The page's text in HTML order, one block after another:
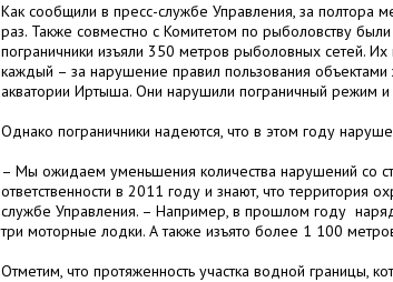
Как сообщили в пресс-службе Управления, за полтора
раз. Также совместно с Комитетом по рыболовству
пограничники изъяли 350 метров рыболовных сетей.
каждый – за нарушение правил пользования
акватории Иртыша. Они нарушили пограничный режим и
Однако пограничники надеются, что в этом году
– Мы ожидаем уменьшения количества нарушений со
ответственности в 2011 году и знают, что территория
службе Управления. – Например, в прошлом году
три моторные лодки. А также изъято более 1 100
Отметим, что протяженность участка водной границы,